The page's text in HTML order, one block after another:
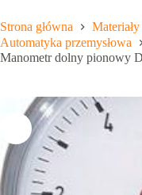
Strona główna
Automatyka przemysłowa
Manometr dolny pionowy